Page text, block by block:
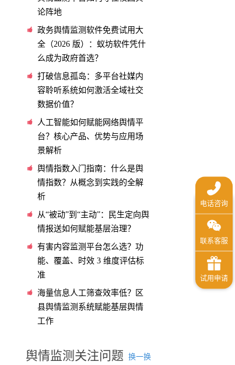
论阵地
政务舆情监测软件免费试用大
全（2026 版）：蚁坊软件凭什
么成为政府首选？
打破信息孤岛：多平台社媒内
容聆听系统如何激活全域社交
数据价值？
人工智能如何赋能网络舆情平
台？核心产品、优势与应用场
景解析
舆情指数入门指南：什么是舆
情指数？从概念到实践的全解
析
从“被动”到“主动”：民生定向舆
情报送如何赋能基层治理？
有害内容监测平台怎么选？功
能、覆盖、时效 3 维度评估标
准
海量信息人工筛查效率低？区
县舆情监测系统赋能基层舆情
工作
舆情监测关注问题 换一换